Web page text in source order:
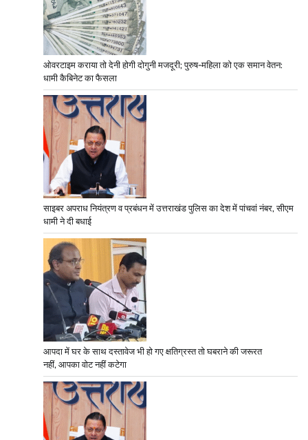
ओवरटाइम कराया तो देनी होगी दोगुनी मजदूरी; पुरुष-महिला को एक समान वेतन:
धामी कैबिनेट का फैसला
साइबर अपराध नियंत्रण व प्रबंधन में उत्तराखंड पुलिस का देश में पांचवां नंबर, सीएम
धामी ने दी बधाई
आपदा में घर के साथ दस्तावेज भी हो गए क्षतिग्रस्त तो घबराने की जरूरत
नहीं, आपका वोट नहीं कटेगा